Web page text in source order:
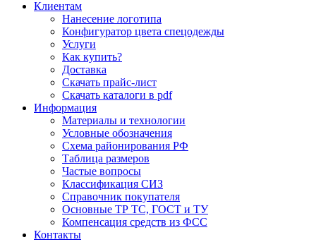
Клиентам
Нанесение логотипа
Конфигуратор цвета спецодежды
Услуги
Как купить?
Доставка
Скачать прайс-лист
Скачать каталоги в pdf
Информация
Материалы и технологии
Условные обозначения
Схема районирования РФ
Таблица размеров
Частые вопросы
Классификация СИЗ
Справочник покупателя
Основные ТР ТС, ГОСТ и ТУ
Компенсация средств из ФСС
Контакты